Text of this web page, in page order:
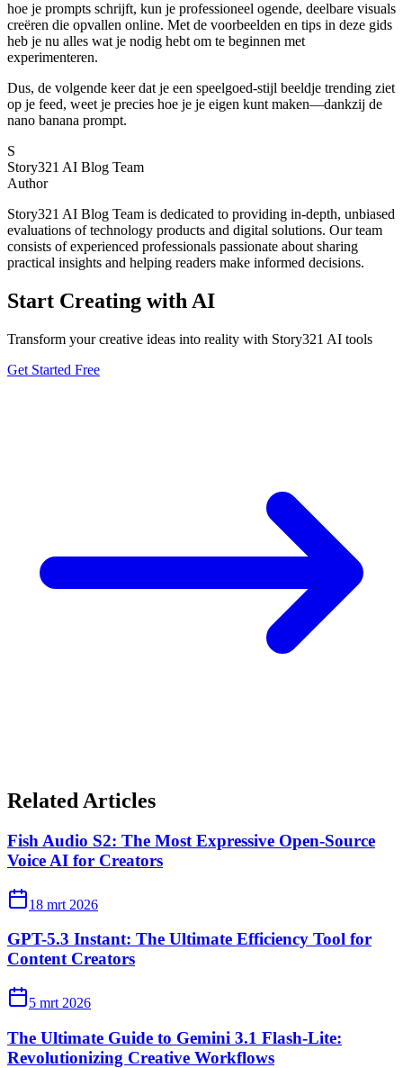
hoe je prompts schrijft, kun je professioneel ogende, deelbare visuals
creëren die opvallen online. Met de voorbeelden en tips in deze gids
heb je nu alles wat je nodig hebt om te beginnen met
experimenteren.
Dus, de volgende keer dat je een speelgoed-stijl beeldje trending ziet
op je feed, weet je precies hoe je je eigen kunt maken—dankzij de
nano banana prompt.
S
Story321 AI Blog Team
Author
Story321 AI Blog Team is dedicated to providing in-depth, unbiased
evaluations of technology products and digital solutions. Our team
consists of experienced professionals passionate about sharing
practical insights and helping readers make informed decisions.
Start Creating with AI
Transform your creative ideas into reality with Story321 AI tools
Get Started Free
Related Articles
Fish Audio S2: The Most Expressive Open-Source
Voice AI for Creators
18 mrt 2026
GPT-5.3 Instant: The Ultimate Efficiency Tool for
Content Creators
5 mrt 2026
The Ultimate Guide to Gemini 3.1 Flash-Lite:
Revolutionizing Creative Workflows